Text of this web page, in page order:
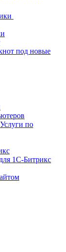
под новые
Услуги по
1С-Битрикс